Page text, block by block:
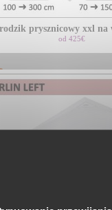
prysznicowy xxl na
od 425€